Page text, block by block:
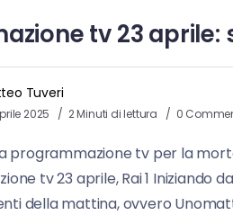
tv 23 aprile:
Tuveri
2025 2 Minuti di lettura 0
tv per la
tv 23 aprile, Rai 1 Iniziando
della mattina, ovvero